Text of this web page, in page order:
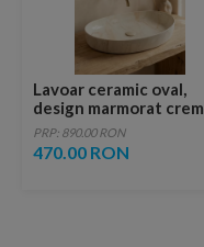
Lavoar ceramic oval,
design marmorat crem
lucios cu vene aurii,
ventil inclus
PRP: 890.00 RON
470.00 RON